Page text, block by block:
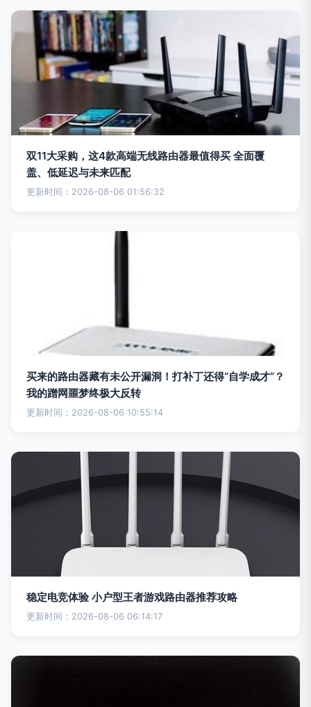
双11大采购，这4款高端无线路由器最值得买 全面覆
盖、低延迟与未来匹配
更新时间：2026-08-06 01:56:32
买来的路由器藏有未公开漏洞！打补丁还得“自学成才”？
我的蹭网噩梦终极大反转
更新时间：2026-08-06 10:55:14
稳定电竞体验 小户型王者游戏路由器推荐攻略
更新时间：2026-08-06 06:14:17